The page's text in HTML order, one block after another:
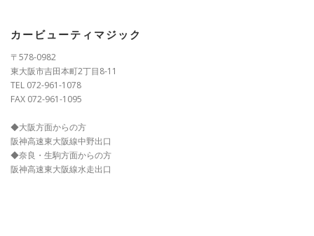
カービューティマジック
〒578-0982
東大阪市吉田本町2丁目8-11
TEL 072-961-1078
FAX 072-961-1095
◆大阪方面からの方
阪神高速東大阪線中野出口
◆奈良・生駒方面からの方
阪神高速東大阪線水走出口